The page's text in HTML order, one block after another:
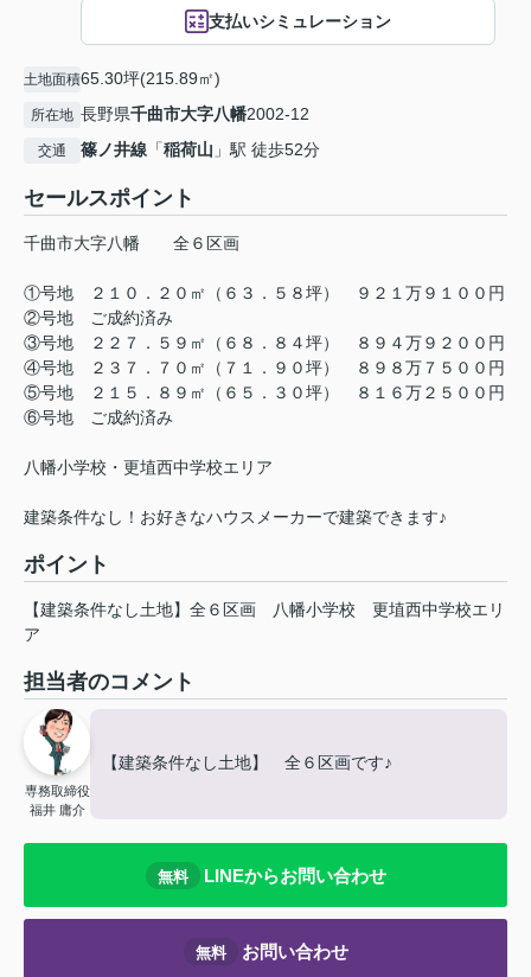
支払いシミュレーション
土地面積65.30坪(215.89㎡)
所在地 長野県千曲市大字八幡2002-12
交通 篠ノ井線 「稲荷山 」駅 徒歩52分
セールスポイント
千曲市大字八幡 全６区画
①号地 ２１０．２０㎡（６３．５８坪） ９２１万９１００円
②号地 ご成約済み
③号地 ２２７．５９㎡（６８．８４坪） ８９４万９２００円
④号地 ２３７．７０㎡（７１．９０坪） ８９８万７５００円
⑤号地 ２１５．８９㎡（６５．３０坪） ８１６万２５００円
⑥号地 ご成約済み
八幡小学校・更埴西中学校エリア
建築条件なし！お好きなハウスメーカーで建築できます♪
ポイント
【建築条件なし土地】全６区画 八幡小学校
更埴西中学校エリ
ア
担当者のコメント
専務取締役
福井 庸介
【建築条件なし土地】 全６区画です♪
無料 LINEからお問い合わせ
無料 お問い合わせ